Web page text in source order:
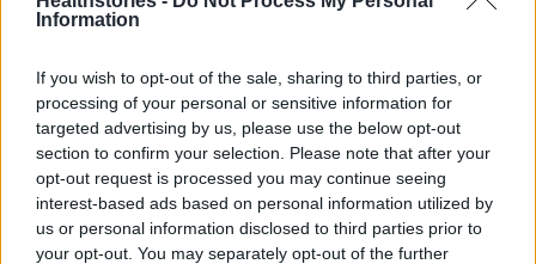
Information
If you wish to opt-out of the sale, sharing to third parties, or
processing of your personal or sensitive information for
targeted advertising by us, please use the below opt-out
section to confirm your selection. Please note that after your
opt-out request is processed you may continue seeing
interest-based ads based on personal information utilized by
us or personal information disclosed to third parties prior to
your opt-out. You may separately opt-out of the further
Αλεξάνδρα Καππάτου συμβουλεύει
26 Φεβρουαρίου 2026
Έρευνα: «Το Χαμόγελο του Παιδιού»
ξεχωρίζει στα μάτια της κοινωνίας
26 Φεβρουαρίου 2026